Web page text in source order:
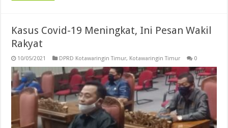
Kasus Covid-19 Meningkat, Ini Pesan Wakil
Rakyat
10/05/2021 DPRD Kotawaringin Timur, Kotawaringin Timur 0